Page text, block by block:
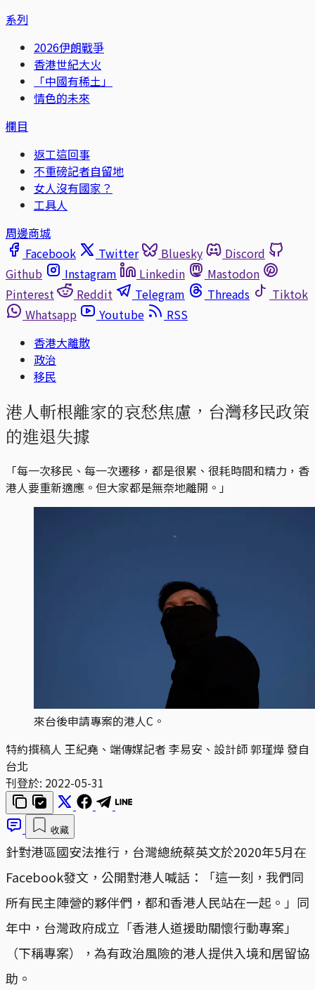
系列
2026伊朗戰爭
香港世紀大火
「中國有稀土」
情色的未來
欄目
返工這回事
不重磅記者自留地
女人沒有國家？
工具人
周邊商城
Facebook
Twitter Bluesky
Discord
Github
Instagram Linkedin
Mastodon
Pinterest
Reddit Telegram Threads
Tiktok
Whatsapp
Youtube
RSS
香港大離散
政治
移民
港人斬根離家的哀愁焦慮，台灣移民政策
的進退失據
「每一次移民、每一次遷移，都是很累、很耗時間和精力，香
港人要重新適應。但大家都是無奈地離開。」
來台後申請專案的港人C。
特約撰稿人 王紀堯、端傳媒記者 李易安、設計師 郭瑾燁 發自
台北
刊登於: 2022-05-31
收藏
針對港區國安法推行，台灣總統蔡英文於2020年5月在
Facebook發文，公開對港人喊話：「這一刻，我們同
所有民主陣營的夥伴們，都和香港人民站在一起。」同
年中，台灣政府成立「香港人道援助關懷行動專案」
（下稱專案），為有政治風險的港人提供入境和居留協
助。